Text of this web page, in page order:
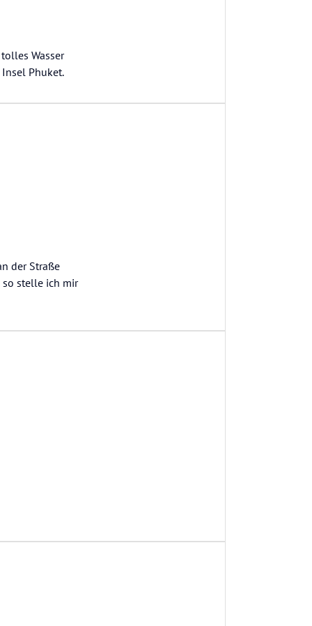
Wasser
Phuket.
der Straße
so stelle ich mir